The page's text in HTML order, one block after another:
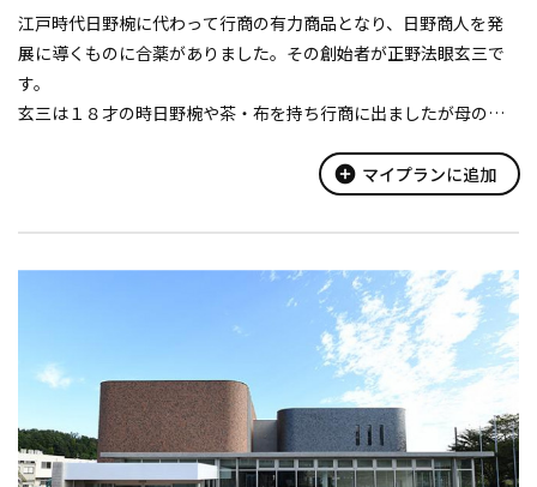
江戸時代日野椀に代わって行商の有力商品となり、日野商人を発
展に導くものに合薬がありました。その創始者が正野法眼玄三で
す。
玄三は１８才の時日野椀や茶・布を持ち行商に出ましたが母の病
たことから医師を志し、医師になった後は医薬に恵まれない山間
add_circle マイプランに追加